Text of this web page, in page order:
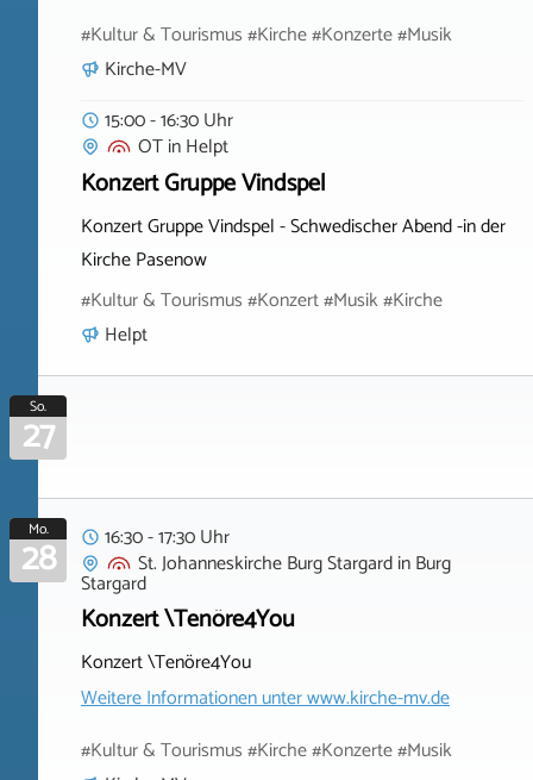
#Kultur & Tourismus #Kirche #Konzerte #Musik
Kirche-MV
15:00 - 16:30 Uhr
OTinHelpt
Konzert Gruppe Vindspel
Konzert Gruppe Vindspel - Schwedischer Abend -in der
Kirche Pasenow
#Kultur & Tourismus #Konzert #Musik #Kirche
Helpt
So.
27
Mo.
28
16:30 - 17:30 Uhr
St. Johanneskirche Burg StargardinBurg
Stargard
Konzert \Tenöre4You
Konzert \Tenöre4You
Weitere Informationen unterwww.kirche-mv.de
#Kultur & Tourismus #Kirche #Konzerte #Musik